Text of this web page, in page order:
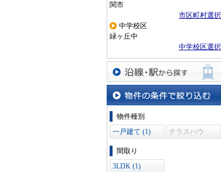
関市
市区町村選択
中学校区
緑ヶ丘中
中学校区選択
沿線・駅から探す
物件の条件で絞り込む
物件種別
一戸建て (1)
テラスハウ
間取り
3LDK (1)